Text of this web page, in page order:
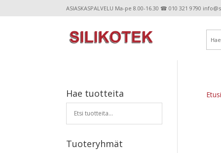
ASIASKASPALVELU Ma-pe 8.00-16.30 ☎ 010 321 9790
Hae tuotteita
Tuoteryhmät